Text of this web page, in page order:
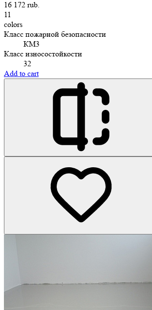
16 172 rub.
11
colors
Класс пожарной безопасности
КМ3
Класс износостойкости
32
Add to cart